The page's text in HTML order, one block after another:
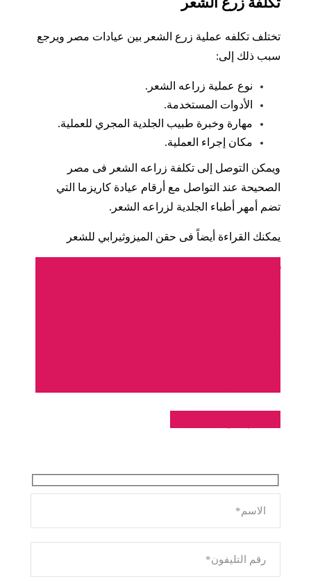
تختلف تكلفه عملية زرع الشعر بين عيادات مصر ويرجع
سبب ذلك إلى:
نوع عملية زراعه الشعر.
الأدوات المستخدمة.
مهارة وخبرة طبيب الجلدية المجري للعملية.
مكان إجراء العملية.
ويمكن التوصل إلى تكلفة زراعه الشعر فى مصر
الصحيحة عند التواصل مع أرقام عيادة كاريزما التي
تضم أمهر أطباء الجلدية لزراعه الشعر.
يمكنك القراءة أيضاً فى حقن الميزوثيرابي للشعر